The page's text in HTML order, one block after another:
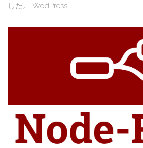
した。 WodPress...